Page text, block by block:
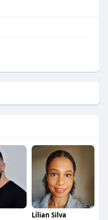
Lílian Silva